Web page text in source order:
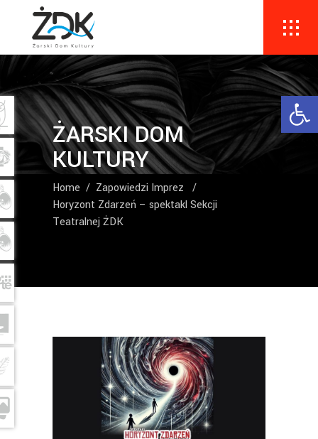
ŻARSKI DOM
KULTURY
Home / Zapowiedzi Imprez
/
Horyzont Zdarzeń – spektakl Sekcji
Teatralnej ŻDK